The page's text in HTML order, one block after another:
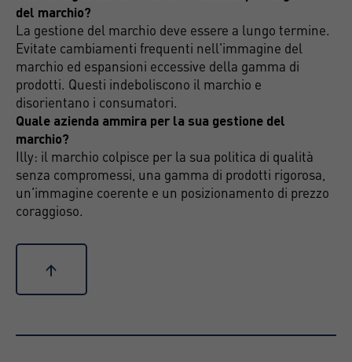
del marchio?
La gestione del marchio deve essere a lungo termine.
Evitate cambiamenti frequenti nell'immagine del
marchio ed espansioni eccessive della gamma di
prodotti. Questi indeboliscono il marchio e
disorientano i consumatori.
Quale azienda ammira per la sua gestione del
marchio?
Illy: il marchio colpisce per la sua politica di qualità
senza compromessi, una gamma di prodotti rigorosa,
un'immagine coerente e un posizionamento di prezzo
coraggioso.
↑